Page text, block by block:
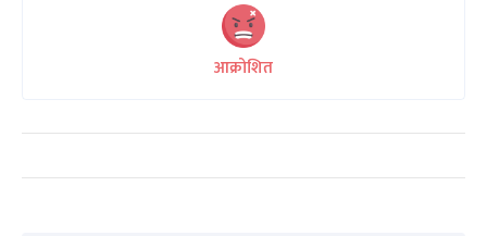
आक्रोशित